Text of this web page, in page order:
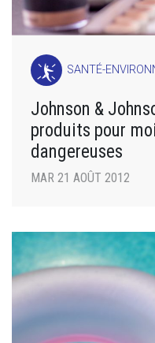
SANTÉ-
Johnson &
produits pour
dangereuses
MAR 21 AOÛT 2012